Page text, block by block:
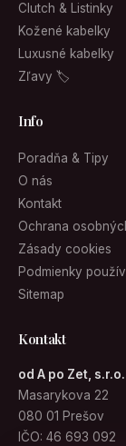
Clutch & Listinky
Kožené kabelky
Luxusné kabelky
Zľavy 🏷
Info
Poradňa & Tipy
O nás
Kontakt
Ochrana
Zásady cookies
Podmienky
Sitemap
Kontakt
od A po Zet, s.r.o.
Masarykova 22
080 01 Prešov
IČO: 46 693 092